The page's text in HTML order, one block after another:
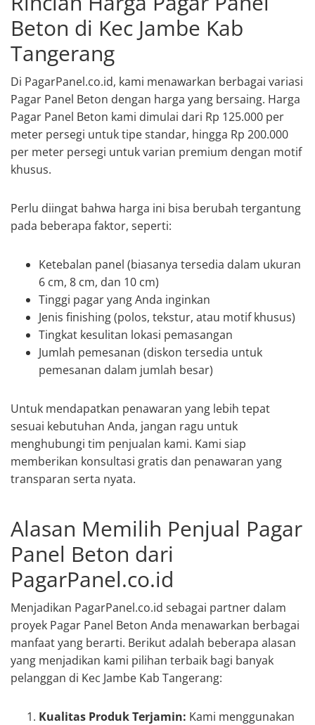
Beton di Kec Jambe Kab
Tangerang
Di PagarPanel.co.id, kami menawarkan berbagai variasi
Pagar Panel Beton dengan harga yang bersaing. Harga
Pagar Panel Beton kami dimulai dari Rp 125.000 per
meter persegi untuk tipe standar, hingga Rp 200.000
per meter persegi untuk varian premium dengan motif
khusus.
Perlu diingat bahwa harga ini bisa berubah tergantung
pada beberapa faktor, seperti:
Ketebalan panel (biasanya tersedia dalam ukuran
6 cm, 8 cm, dan 10 cm)
Tinggi pagar yang Anda inginkan
Jenis finishing (polos, tekstur, atau motif khusus)
Tingkat kesulitan lokasi pemasangan
Jumlah pemesanan (diskon tersedia untuk
pemesanan dalam jumlah besar)
Untuk mendapatkan penawaran yang lebih tepat
sesuai kebutuhan Anda, jangan ragu untuk
menghubungi tim penjualan kami. Kami siap
memberikan konsultasi gratis dan penawaran yang
transparan serta nyata.
Alasan Memilih Penjual Pagar
Panel Beton dari
PagarPanel.co.id
Menjadikan PagarPanel.co.id sebagai partner dalam
proyek Pagar Panel Beton Anda menawarkan berbagai
manfaat yang berarti. Berikut adalah beberapa alasan
yang menjadikan kami pilihan terbaik bagi banyak
pelanggan di Kec Jambe Kab Tangerang:
Kualitas Produk Terjamin: Kami menggunakan